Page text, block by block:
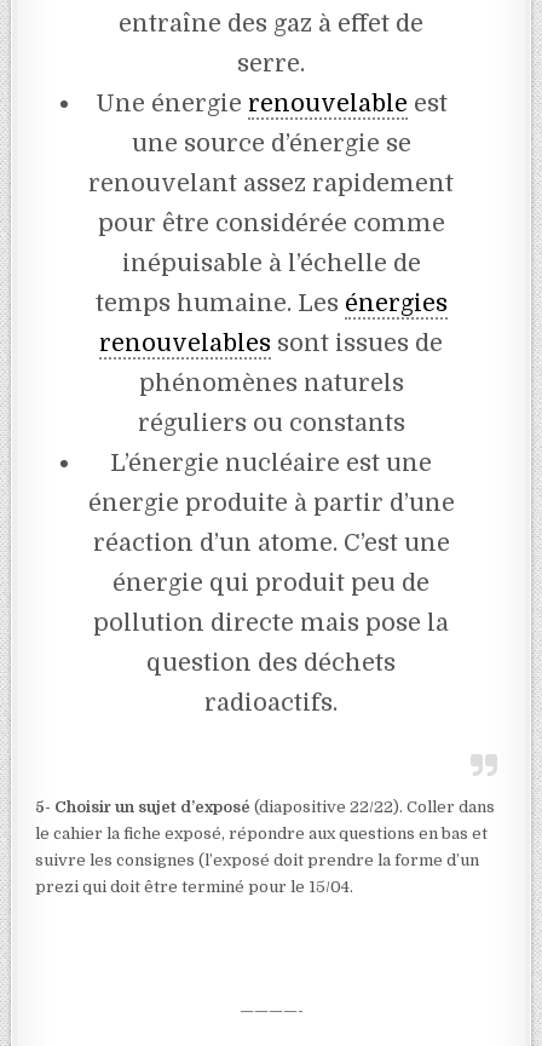
entraîne des gaz à effet de
serre.
Une énergie renouvelable est
une source d’énergie se
renouvelant assez rapidement
pour être considérée comme
inépuisable à l’échelle de
temps humaine. Les énergies
renouvelables sont issues de
phénomènes naturels
réguliers ou constants
L’énergie nucléaire est une
énergie produite à partir d’une
réaction d’un atome. C’est une
énergie qui produit peu de
pollution directe mais pose la
question des déchets
radioactifs.
5- Choisir un sujet d’exposé (diapositive 22/22). Coller dans
le cahier la fiche exposé, répondre aux questions en bas et
suivre les consignes (l’exposé doit prendre la forme d’un
prezi qui doit être terminé pour le 15/04.
————-